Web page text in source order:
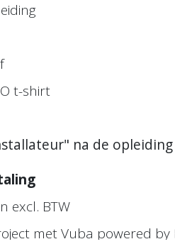
t-shirt
na de
excl. BTW
met Vuba powered